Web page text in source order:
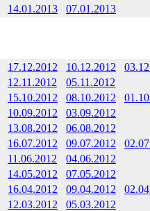
14.01.2013 07.01.2013
17.12.2012 10.12.2012
12.11.2012
05.11.2012
15.10.2012 08.10.2012
10.09.2012
03.09.2012
13.08.2012
06.08.2012
16.07.2012 09.07.2012
11.06.2012
04.06.2012
14.05.2012
07.05.2012
16.04.2012 09.04.2012
12.03.2012
05.03.2012